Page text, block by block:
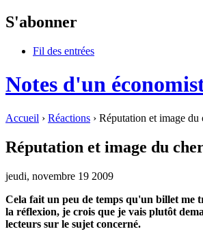
S'abonner
Fil des entrées
Notes d'un
Accueil › Réactions › Réputation et image du
Réputation et image du
jeudi, novembre 19 2009
Cela fait un peu de temps qu'un billet me
la réflexion, je crois que je vais plutôt
lecteurs sur le sujet concerné.